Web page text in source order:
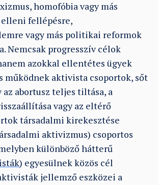
homofóbia vagy más
fellépésre,
vagy más politikai reformok
Nemcsak progresszív célok
azokkal ellentétes ügyek
működnek aktivista csoportok, sőt
az abortusz teljes tiltása, a
vagy az eltérő
társadalmi kirekesztése
aktivizmus) csoportos
különböző hátterű
) egyesülnek közös cél
jellemző eszközei a